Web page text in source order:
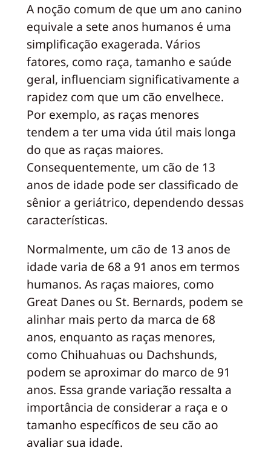
A noção comum de que um ano canino
equivale a sete anos humanos é uma
simplificação exagerada. Vários
fatores, como raça, tamanho e saúde
geral, influenciam significativamente a
rapidez com que um cão envelhece.
Por exemplo, as raças menores
tendem a ter uma vida útil mais longa
do que as raças maiores.
Consequentemente, um cão de 13
anos de idade pode ser classificado de
sênior a geriátrico, dependendo dessas
características.
Normalmente, um cão de 13 anos de
idade varia de 68 a 91 anos em termos
humanos. As raças maiores, como
Great Danes ou St. Bernards, podem se
alinhar mais perto da marca de 68
anos, enquanto as raças menores,
como Chihuahuas ou Dachshunds,
podem se aproximar do marco de 91
anos. Essa grande variação ressalta a
importância de considerar a raça e o
tamanho específicos de seu cão ao
avaliar sua idade.